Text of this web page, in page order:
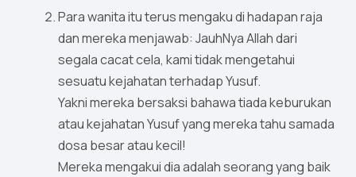
Para wanita itu terus mengaku di hadapan raja
dan mereka menjawab: JauhNya Allah dari
segala cacat cela, kami tidak mengetahui
sesuatu kejahatan terhadap Yusuf.
Yakni mereka bersaksi bahawa tiada keburukan
atau kejahatan Yusuf yang mereka tahu samada
dosa besar atau kecil!
Mereka mengakui dia adalah seorang yang baik